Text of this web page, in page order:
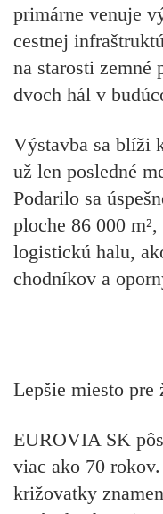
primárne venuje
cestnej
na starosti zemné
dvoch hál v
Výstavba sa blíži
už len posledné
Podarilo sa
ploche 86 000
logistickú halu,
chodníkov a
Lepšie miesto pre
EUROVIA SK
viac ako 70
križovatky